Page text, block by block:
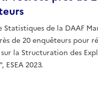
Statistiques de la DAAF
de 20 enquêteurs pour
la Structuration des
ESEA 2023.